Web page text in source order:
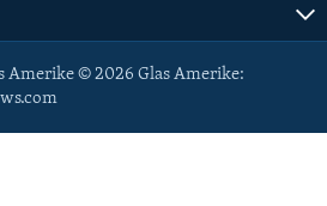
Amerike © 2026 Glas Amerike: